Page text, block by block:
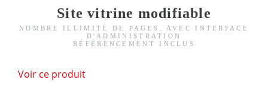
Site vitrine modifiable
NOMBRE ILLIMITÉ DE PAGES, AVEC INTERFACE
D'ADMINISTRATION
RÉFÉRENCEMENT INCLUS
Voir ce produit